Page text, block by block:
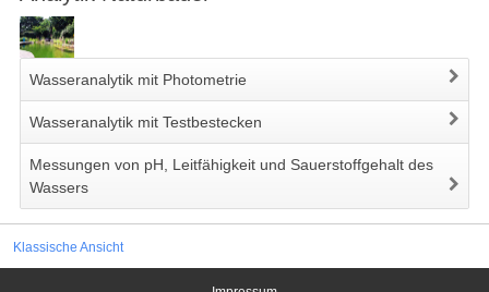
Wasseranalytik mit Photometrie
Wasseranalytik mit Testbestecken
Messungen von pH, Leitfähigkeit und Sauerstoffgehalt des
Wassers
Klassische Ansicht